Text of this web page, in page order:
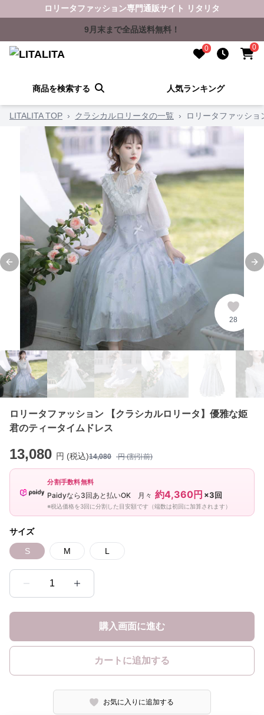
ロリータファッション専門通販サイト リタリタ
9月末まで全品送料無料！
0 0
商品を検索する 人気ランキング
LITALITA TOP › クラシカルロリータの一覧 › ロリータファッシ
Previous slide
28
ロリータファッション 【クラシカルロリータ】優雅な姫
君のティータイムドレス
13,080 円 (税込)14,080 円 (割引前)
分割手数料無料
Paidyなら3回あと払いOK 月々 約4,360円 ×3回
※税込価格を3回に分割した目安額です（端数は初回に加算されます）
サイズ
S M L
1
購入画面に進む
カートに追加する
お気に入りに追加する